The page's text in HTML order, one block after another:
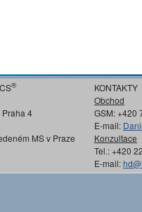
®
4
MS v Praze
KONTAKTY
Obchod
GSM: +420
E-mail:
Konzultace
Tel.: +420
E-mail: